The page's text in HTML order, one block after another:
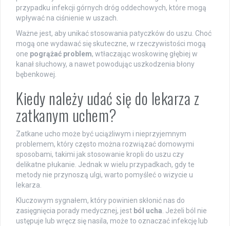
przypadku infekcji górnych dróg oddechowych, które mogą
wpływać na ciśnienie w uszach.
Ważne jest, aby unikać stosowania patyczków do uszu. Choć
mogą one wydawać się skuteczne, w rzeczywistości mogą
one pogrążać problem, wtłaczając woskowinę głębiej w
kanał słuchowy, a nawet powodując uszkodzenia błony
bębenkowej.
Kiedy należy udać się do lekarza z
zatkanym uchem?
Zatkane ucho może być uciążliwym i nieprzyjemnym
problemem, który często można rozwiązać domowymi
sposobami, takimi jak stosowanie kropli do uszu czy
delikatne płukanie. Jednak w wielu przypadkach, gdy te
metody nie przynoszą ulgi, warto pomyśleć o wizycie u
lekarza.
Kluczowym sygnałem, który powinien skłonić nas do
zasięgnięcia porady medycznej, jest ból ucha . Jeżeli ból nie
ustępuje lub wręcz się nasila, może to oznaczać infekcję lub